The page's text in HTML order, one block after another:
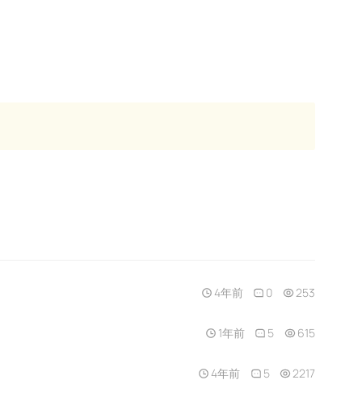
4年前 0 253
1年前 5 615
4年前 5 2217